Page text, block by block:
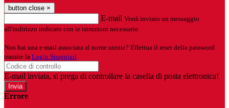
button close ×
E-mail Verrà inviato un messaggio
all'indirizzo indicato con le istruzioni necessarie.
Non hai una e-mail associata al nome utente? Effettua il reset della password
tramite la Login Spaggiari
E-mail inviata, si prega di controllare la casella di posta elettronica!
Errore